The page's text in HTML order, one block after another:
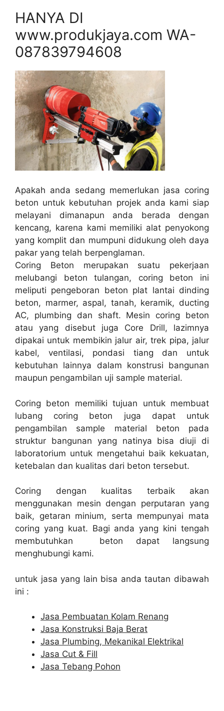
HANYA DI
www.produkjaya.com WA-
087839794608
Apakah anda sedang memerlukan jasa coring
beton untuk kebutuhan projek anda kami siap
melayani dimanapun anda berada dengan
kencang, karena kami memiliki alat penyokong
yang komplit dan mumpuni didukung oleh daya
pakar yang telah berpenglaman.
Coring Beton merupakan suatu pekerjaan
melubangi beton tulangan, coring beton ini
meliputi pengeboran beton plat lantai dinding
beton, marmer, aspal, tanah, keramik, ducting
AC, plumbing dan shaft. Mesin coring beton
atau yang disebut juga Core Drill, lazimnya
dipakai untuk membikin jalur air, trek pipa, jalur
kabel, ventilasi, pondasi tiang dan untuk
kebutuhan lainnya dalam konstrusi bangunan
maupun pengambilan uji sample material.
Coring beton memiliki tujuan untuk membuat
lubang coring beton juga dapat untuk
pengambilan sample material beton pada
struktur bangunan yang natinya bisa diuji di
laboratorium untuk mengetahui baik kekuatan,
ketebalan dan kualitas dari beton tersebut.
Coring dengan kualitas terbaik akan
menggunakan mesin dengan perputaran yang
baik, getaran minium, serta mempunyai mata
coring yang kuat. Bagi anda yang kini tengah
membutuhkan beton dapat langsung
menghubungi kami.
untuk jasa yang lain bisa anda tautan dibawah
ini :
Jasa Pembuatan Kolam Renang
Jasa Konstruksi Baja Berat
Jasa Plumbing, Mekanikal Elektrikal
Jasa Cut & Fill
Jasa Tebang Pohon